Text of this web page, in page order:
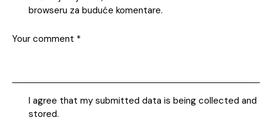
browseru za buduće komentare.
I agree that my submitted data is being collected and
stored.